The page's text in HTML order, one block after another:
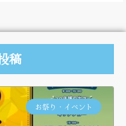
稿
お祭り・イベント